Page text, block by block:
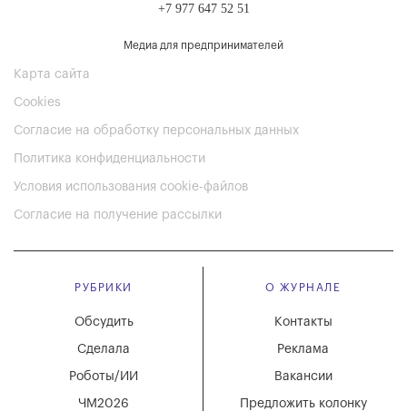
+7 977 647 52 51
Медиа для предпринимателей
Карта сайта
Cookies
Согласие на обработку персональных данных
Политика конфиденциальности
Условия использования cookie-файлов
Согласие на получение рассылки
РУБРИКИ
Обсудить
Сделала
Роботы/ИИ
ЧМ2026
О ЖУРНАЛЕ
Вакансии
Реклама
Контакты
Предложить колонку